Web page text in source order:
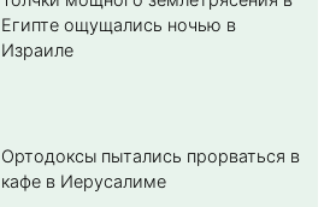
Египте ощущались ночью в
Израиле
Ортодоксы пытались прорваться в
кафе в Иерусалиме